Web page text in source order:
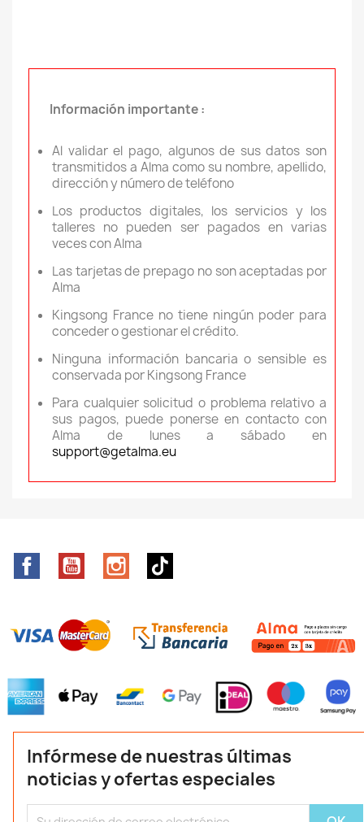
Información importante :
Al validar el pago, algunos de sus datos son
transmitidos a Alma como su nombre, apellido,
dirección y número de teléfono
Los productos digitales, los servicios y los
talleres no pueden ser pagados en varias
veces con Alma
Las tarjetas de prepago no son aceptadas por
Alma
Kingsong France no tiene ningún poder para
conceder o gestionar el crédito.
Ninguna información bancaria o sensible es
conservada por Kingsong France
Para cualquier solicitud o problema relativo a
sus pagos, puede ponerse en contacto con
Alma de lunes a sábado en
support@getalma.eu
FacebookYouTube Instagram
Infórmese de nuestras últimas
noticias y ofertas especiales